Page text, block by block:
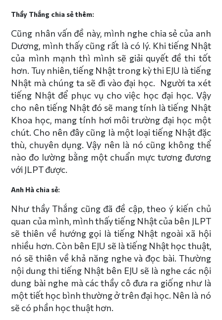
Thầy Thắng chia sẻ thêm:
Cũng nhân vấn đề này, mình nghe chia sẻ của anh
Dương, mình thấy cũng rất là có lý. Khi tiếng Nhật
của mình mạnh thì mình sẽ giải quyết đề thi tốt
hơn. Tuy nhiên, tiếng Nhật trong kỳ thi EJU là tiếng
Nhật mà chúng ta sẽ đi vào đại học. Người ta xét
tiếng Nhật để phục vụ cho việc học đại học. Vậy
cho nên tiếng Nhật đó sẽ mang tính là tiếng Nhật
Khoa học, mang tính hơi môi trường đại học một
chút. Cho nên đây cũng là một loại tiếng Nhật đặc
thù, chuyên dụng. Vậy nên là nó cũng không thể
nào đo lường bằng một chuẩn mực tương đương
với JLPT được.
Anh Hà chia sẻ:
Như thầy Thắng cũng đã đề cập, theo ý kiến chủ
quan của mình, mình thấy tiếng Nhật của bên JLPT
sẽ thiên về hướng gọi là tiếng Nhật ngoài xã hội
nhiều hơn. Còn bên EJU sẽ là tiếng Nhật học thuật,
nó sẽ thiên về khả năng nghe và đọc bài. Thường
nội dung thi tiếng Nhật bên EJU sẽ là nghe các nội
dung bài nghe mà các thầy cô đưa ra giống như là
một tiết học bình thường ở trên đại học. Nên là nó
sẽ có phần học thuật hơn.